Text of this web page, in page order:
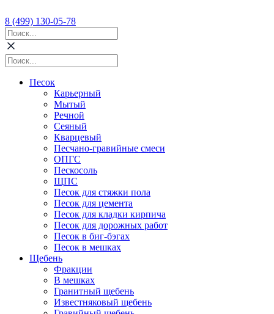
8 (499) 130-05-78
Песок
Карьерный
Мытый
Речной
Сеяный
Кварцевый
Песчано-гравийные смеси
ОПГС
Пескосоль
ЩПС
Песок для стяжки пола
Песок для цемента
Песок для кладки кирпича
Песок для дорожных работ
Песок в биг-бэгах
Песок в мешках
Щебень
Фракции
В мешках
Гранитный щебень
Известняковый щебень